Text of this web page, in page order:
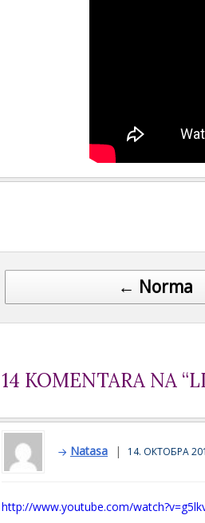
Post navigation← Norma
14 KOMENTARA NA
Natasa 14. ОКТОБРА
http://www.youtube.com/